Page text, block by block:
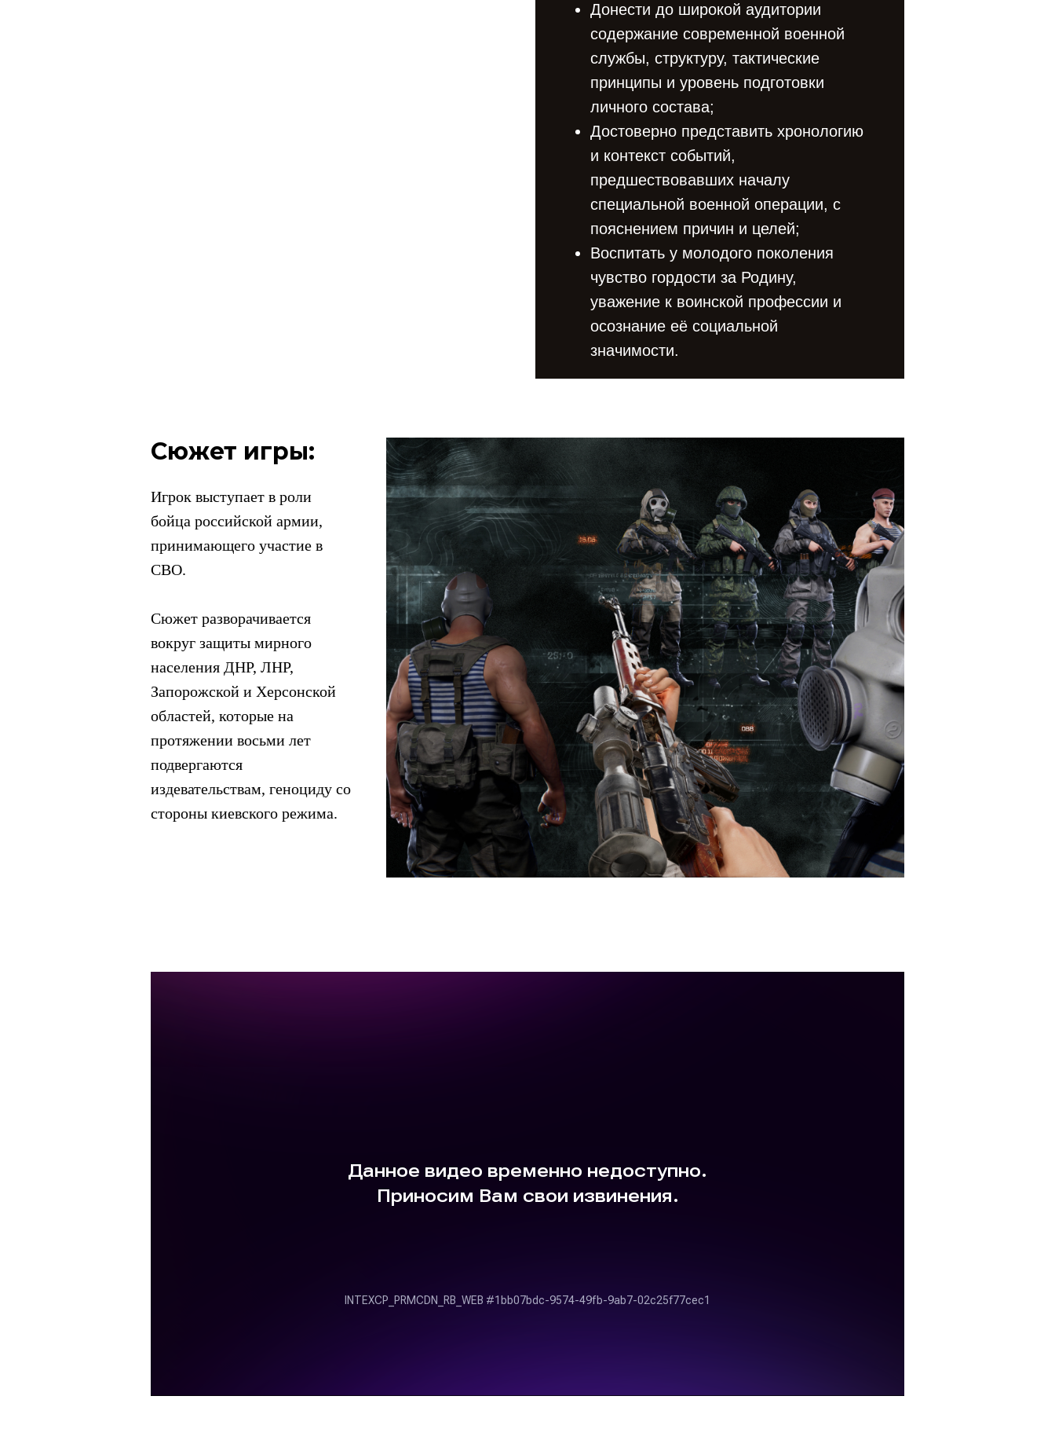
Донести до широкой аудитории
содержание современной военной
службы, структуру, тактические
принципы и уровень подготовки
личного состава;
Достоверно представить хронологию
и контекст событий,
предшествовавших началу
специальной военной операции, с
пояснением причин и целей;
Воспитать у молодого поколения
чувство гордости за Родину,
уважение к воинской профессии и
осознание её социальной
значимости.
Сюжет игры:
Игрок выступает в роли
бойца российской армии,
принимающего участие в
СВО.
Сюжет разворачивается
вокруг защиты мирного
населения ДНР, ЛНР,
Запорожской и Херсонской
областей, которые на
протяжении восьми лет
подвергаются
издевательствам, геноциду со
стороны киевского режима.